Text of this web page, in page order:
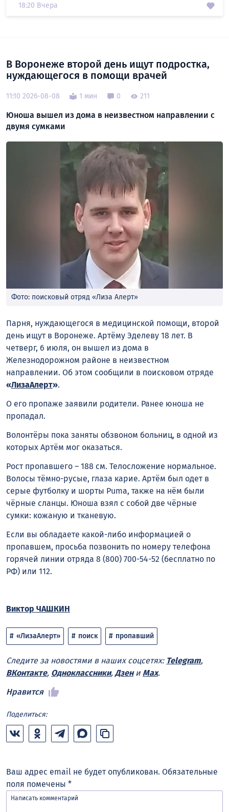
18:20 Вчера
В Воронеже второй день ищут подростка,
нуждающегося в помощи врачей
11:10 2026-08-08 1 мин 0 211
Юноша вышел из дома в неизвестном направлении с
двумя сумками
Фото: поисковый отряд «Лиза Алерт»
Парня, нуждающегося в медицинской помощи, второй
день ищут в Воронеже. Артёму Эделеву 18 лет. В
четверг, 6 июля, он вышел из дома в
Железнодорожном районе в неизвестном
направлении. Об этом сообщили в поисковом отряде
«ЛизаАлерт».
О его пропаже заявили родители. Ранее юноша не
пропадал.
Волонтёры пока заняты обзвоном больниц, в одной из
которых Артём мог оказаться.
Рост пропавшего – 188 см. Телосложение нормальное.
Волосы тёмно-русые, глаза карие. Артём был одет в
серые футболку и шорты Puma, также на нём были
чёрные сланцы. Юноша взял с собой две чёрные
сумки: кожаную и тканевую.
Если вы обладаете какой-либо информацией о
пропавшем, просьба позвонить по номеру телефона
горячей линии отряда 8 (800) 700-54-52 (бесплатно по
РФ) или 112.
Виктор ЧАШКИН
«ЛизаАлерт» поиск пропавший
Следите за новостями в наших соцсетях: Telegram,
ВКонтакте, Одноклассники, Дзени Max.
Нравится
Поделиться:
Ваш адрес email не будет опубликован. Обязательные
поля помечены *